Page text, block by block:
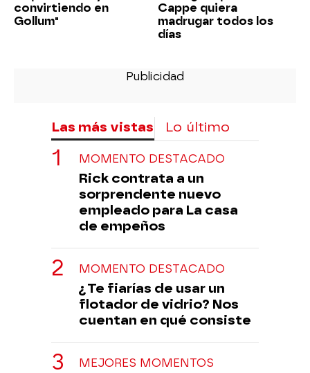
convirtiendo en
Gollum"
Cappe quiera
madrugar todos los
días
Las más vistas Lo último
MOMENTO DESTACADO
Rick contrata a un
sorprendente nuevo
empleado para La casa
de empeños
MOMENTO DESTACADO
¿Te fiarías de usar un
flotador de vidrio? Nos
cuentan en qué consiste
MEJORES MOMENTOS